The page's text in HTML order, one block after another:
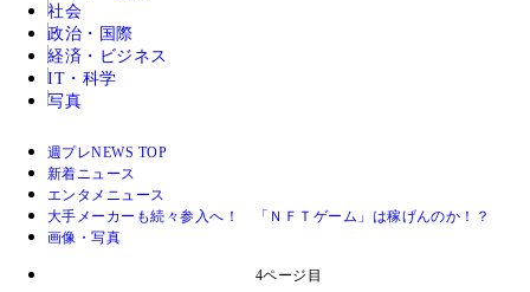
社会
政治・国際
経済・ビジネス
IT・科学
写真
週プレNEWS TOP
新着ニュース
エンタメニュース
大手メーカーも続々参入へ！ 「ＮＦＴゲーム」は稼げんのか！？
画像・写真
4ページ目